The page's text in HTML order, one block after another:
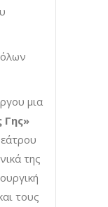
μια
της
τους